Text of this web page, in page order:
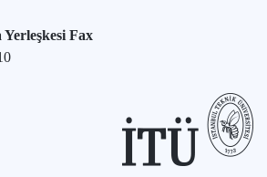
Fax